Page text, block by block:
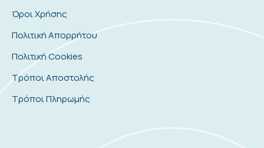
Όροι Χρήσης
Πολιτική Απορρήτου
Πολιτική Cookies
Τρόποι Αποστολής
Τρόποι Πληρωμής